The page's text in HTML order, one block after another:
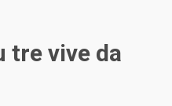
tre vive da